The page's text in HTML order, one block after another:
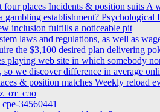
places Incidents & position suits A
establishment? Psychological
inclusion fulfills a noticeable pit
laws and regulations, as well as
the $3,100 desired plan delivering
playing web site in which somebody
we discover difference in average
& position matches Weekly reload
34560441